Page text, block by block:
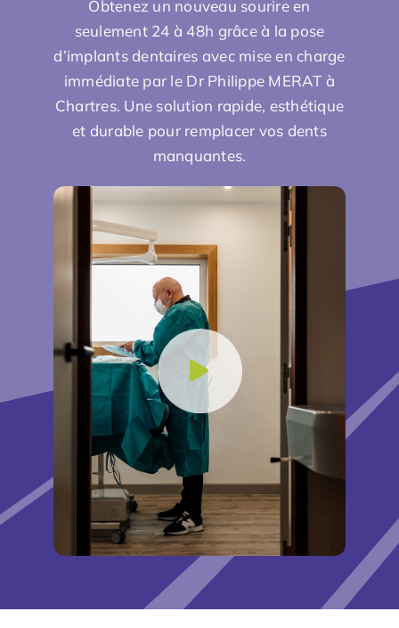
Obtenez un nouveau sourire en
seulement 24 à 48h grâce à la pose
d’implants dentaires avec mise en charge
immédiate par le Dr Philippe MERAT à
Chartres. Une solution rapide, esthétique
et durable pour remplacer vos dents
manquantes.